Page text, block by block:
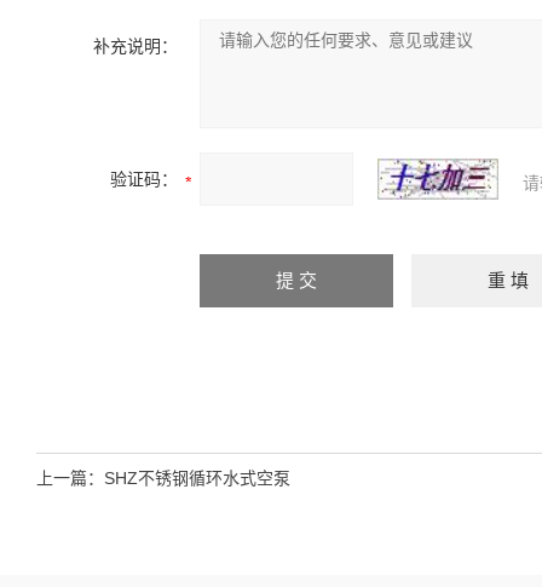
补充说明：
验证码：
上一篇： SHZ不锈钢循环水式空泵